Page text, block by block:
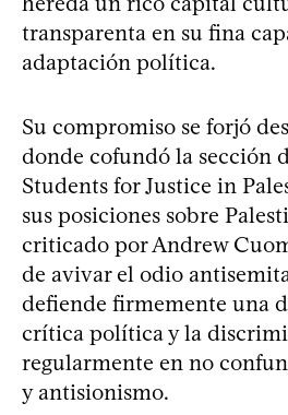
transparenta en su fina
adaptación política.
Su compromiso se forjó
donde cofundó la sección
Students for Justice in
sus posiciones sobre
criticado por Andrew
de avivar el odio
defiende firmemente una
crítica política y la
regularmente en no
y antisionismo.